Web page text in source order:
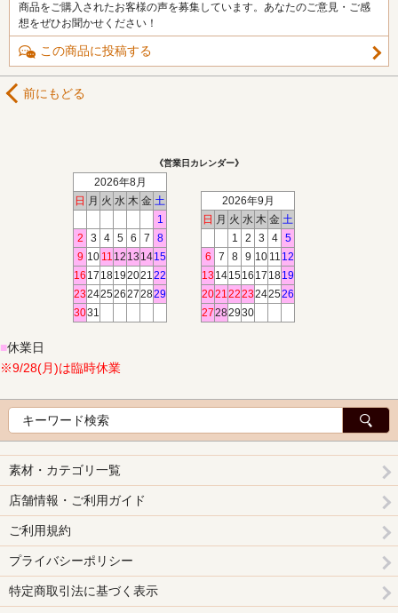
商品をご購入されたお客様の声を募集しています。あなたのご意見・ご感
想をぜひお聞かせください！
この商品に投稿する
前にもどる
《営業日カレンダー》
2026年8月
日 月 火 水 木 金 土
1
2
3 4 5 6 7
8
9 10 11 12 13 1415
16 17 1819202122
23242526272829
3031
2026年9月
日 月 火 水 木 金 土
1
2 3 4
5
6
7 8 9 10 11 12
13 141516 17 1819
20212223242526
27282930
■休業日
※9/28(月)は臨時休業
素材・カテゴリ一覧
店舗情報・ご利用ガイド
ご利用規約
プライバシーポリシー
特定商取引法に基づく表示